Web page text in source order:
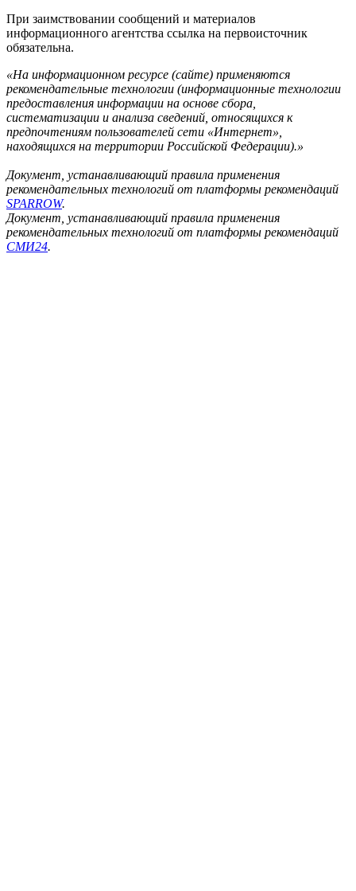
При заимствовании сообщений и материалов
информационного агентства ссылка на первоисточник
обязательна.
«На информационном ресурсе (сайте) применяются
рекомендательные технологии (информационные технологии
предоставления информации на основе сбора,
систематизации и анализа сведений, относящихся к
предпочтениям пользователей сети «Интернет»,
находящихся на территории Российской Федерации).»
Документ, устанавливающий правила применения
рекомендательных технологий от платформы рекомендаций
SPARROW.
Документ, устанавливающий правила применения
рекомендательных технологий от платформы рекомендаций
СМИ24.